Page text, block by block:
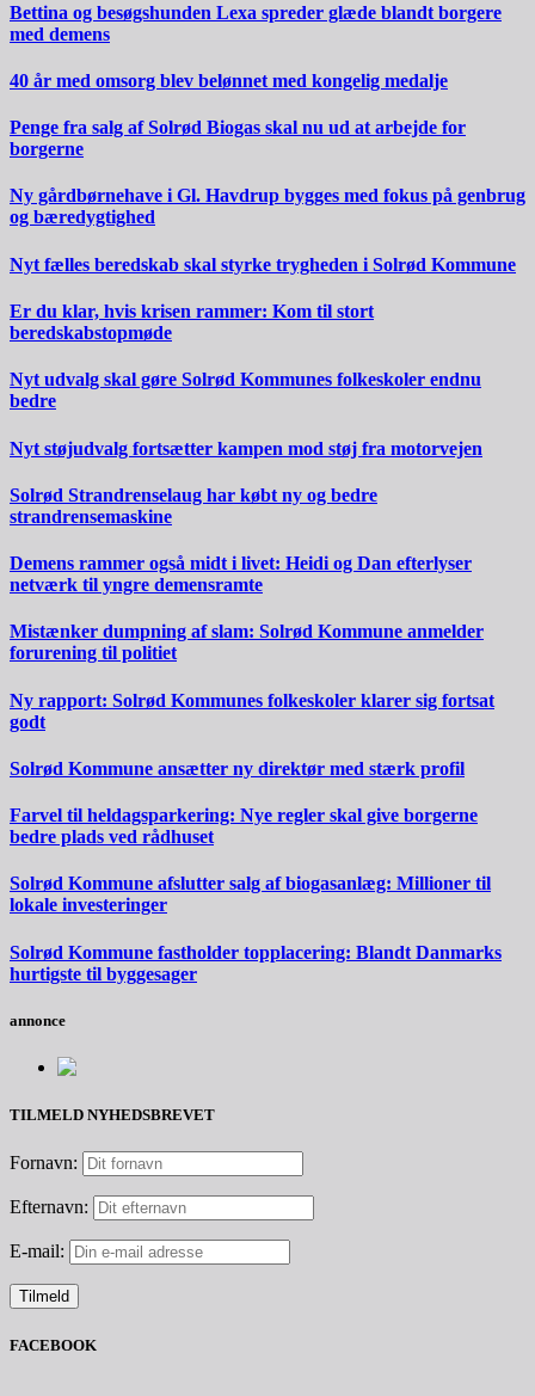
Bettina og besøgshunden Lexa spreder glæde blandt borgere
med demens
40 år med omsorg blev belønnet med kongelig medalje
Penge fra salg af Solrød Biogas skal nu ud at arbejde for
borgerne
Ny gårdbørnehave i Gl. Havdrup bygges med fokus på genbrug
og bæredygtighed
Nyt fælles beredskab skal styrke trygheden i Solrød Kommune
Er du klar, hvis krisen rammer: Kom til stort
beredskabstopmøde
Nyt udvalg skal gøre Solrød Kommunes folkeskoler endnu
bedre
Nyt støjudvalg fortsætter kampen mod støj fra motorvejen
Solrød Strandrenselaug har købt ny og bedre
strandrensemaskine
Demens rammer også midt i livet: Heidi og Dan efterlyser
netværk til yngre demensramte
Mistænker dumpning af slam: Solrød Kommune anmelder
forurening til politiet
Ny rapport: Solrød Kommunes folkeskoler klarer sig fortsat
godt
Solrød Kommune ansætter ny direktør med stærk profil
Farvel til heldagsparkering: Nye regler skal give borgerne
bedre plads ved rådhuset
Solrød Kommune afslutter salg af biogasanlæg: Millioner til
lokale investeringer
Solrød Kommune fastholder topplacering: Blandt Danmarks
hurtigste til byggesager
annonce
TILMELD NYHEDSBREVET
Fornavn:
Efternavn:
E-mail:
FACEBOOK